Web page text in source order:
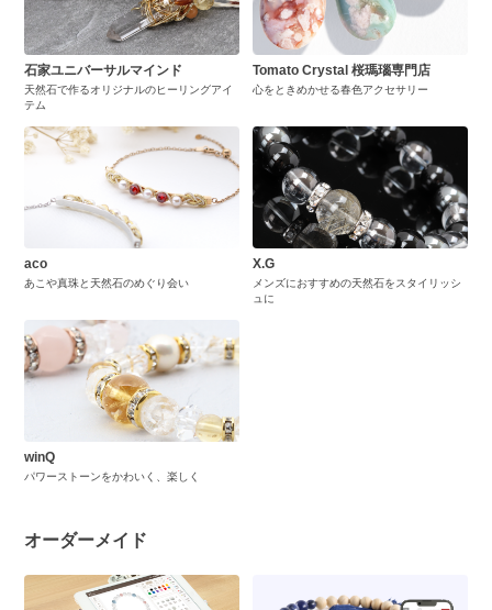
石家ユニバーサルマインド
天然石で作るオリジナルのヒーリングアイ
テム
Tomato Crystal 桜瑪瑙専門店
心をときめかせる春色アクセサリー
aco
あこや真珠と天然石のめぐり会い
X.G
メンズにおすすめの天然石をスタイリッシ
ュに
winQ
パワーストーンをかわいく、楽しく
オーダーメイド